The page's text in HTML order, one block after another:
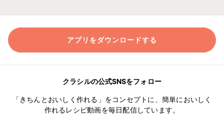
アプリをダウンロードする
クラシルの公式SNSをフォロー
「きちんとおいしく作れる」をコンセプトに、簡単においしく
作れるレシピ動画を毎日配信しています。